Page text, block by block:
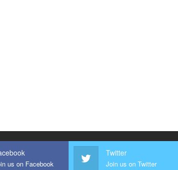
us on Facebook
Twitter
Join us on Twitter